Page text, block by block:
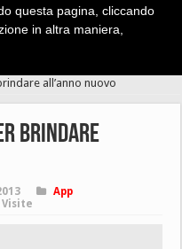
all’anno nuovo
brindare
App
Visite
questa pagina, cliccando
in altra maniera,